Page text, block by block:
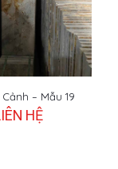
– Mẫu 19
HỆ